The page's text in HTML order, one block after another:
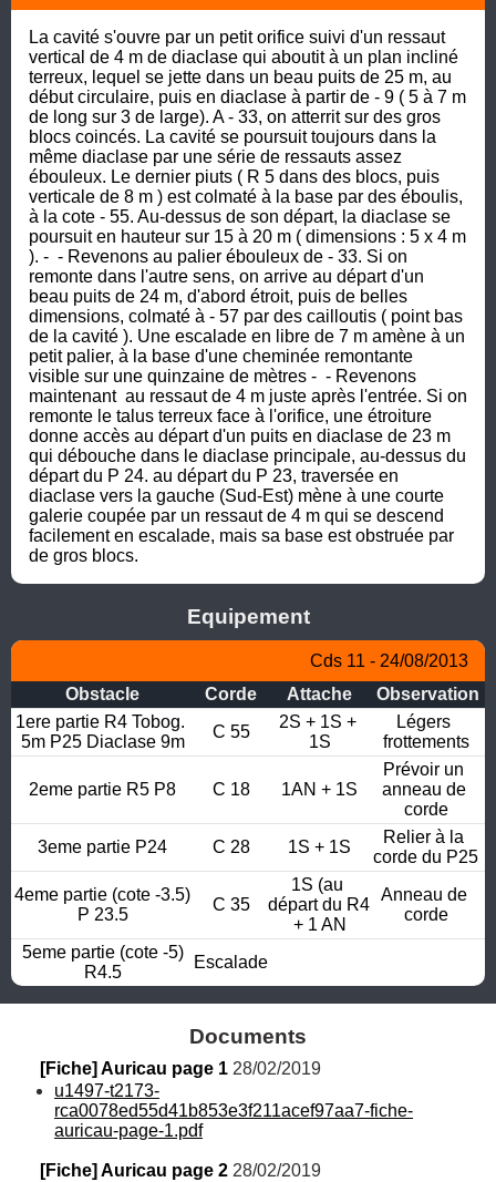
La cavité s'ouvre par un petit orifice suivi d'un ressaut
vertical de 4 m de diaclase qui aboutit à un plan incliné
terreux, lequel se jette dans un beau puits de 25 m, au
début circulaire, puis en diaclase à partir de - 9 ( 5 à 7 m
de long sur 3 de large). A - 33, on atterrit sur des gros
blocs coincés. La cavité se poursuit toujours dans la
même diaclase par une série de ressauts assez
ébouleux. Le dernier piuts ( R 5 dans des blocs, puis
verticale de 8 m ) est colmaté à la base par des éboulis,
à la cote - 55. Au-dessus de son départ, la diaclase se
poursuit en hauteur sur 15 à 20 m ( dimensions : 5 x 4 m
). -  - Revenons au palier ébouleux de - 33. Si on
remonte dans l'autre sens, on arrive au départ d'un
beau puits de 24 m, d'abord étroit, puis de belles
dimensions, colmaté à - 57 par des cailloutis ( point bas
de la cavité ). Une escalade en libre de 7 m amène à un
petit palier, à la base d'une cheminée remontante
visible sur une quinzaine de mètres -  - Revenons
maintenant  au ressaut de 4 m juste après l'entrée. Si on
remonte le talus terreux face à l'orifice, une étroiture
donne accès au départ d'un puits en diaclase de 23 m
qui débouche dans le diaclase principale, au-dessus du
départ du P 24. au départ du P 23, traversée en
diaclase vers la gauche (Sud-Est) mène à une courte
galerie coupée par un ressaut de 4 m qui se descend
facilement en escalade, mais sa base est obstruée par
de gros blocs.
Equipement
Cds 11 - 24/08/2013
Obstacle
Corde Attache
Observation
1ere partie R4 Tobog.
5m P25 Diaclase 9m
C 55
2S + 1S +
1S
Légers
frottements
2eme partie R5 P8 C 18 1AN + 1S
Prévoir un
anneau de
corde
3eme partie P24
C 28 1S + 1S
Relier à la
corde du P25
4eme partie (cote -3.5)
P 23.5
C 35
1S (au
départ du R4
+ 1 AN
Anneau de
corde
5eme partie (cote -5)
R4.5
Escalade
Documents
[Fiche] Auricau page 1 28/02/2019
u1497-t2173-
rca0078ed55d41b853e3f211acef97aa7-fiche-
auricau-page-1.pdf
[Fiche] Auricau page 2 28/02/2019